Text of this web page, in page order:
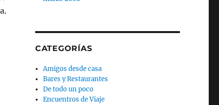
CATEGORÍAS
Amigos desde casa
Bares y Restaurantes
De todo un poco
Encuentros de Viaje